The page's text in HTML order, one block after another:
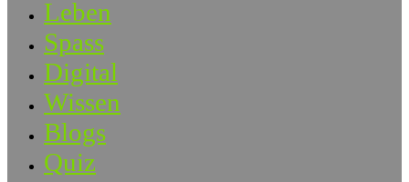
Leben
Spass
Digital
Wissen
Blogs
Quiz